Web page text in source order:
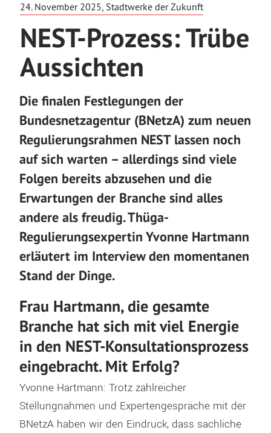
24. November 2025, Stadtwerke der Zukunft
NEST-Prozess: Trübe
Aussichten
Die finalen Festlegungen der
Bundesnetzagentur (BNetzA) zum neuen
Regulierungsrahmen NEST lassen noch
auf sich warten – allerdings sind viele
Folgen bereits abzusehen und die
Erwartungen der Branche sind alles
andere als freudig.Thüga-
Regulierungsexpertin Yvonne Hartmann
erläutert im Interview den momentanen
Stand der Dinge.
Frau Hartmann, die gesamte
Branche hat sich mit viel Energie
in den NEST-Konsultationsprozess
eingebracht. Mit Erfolg?
Yvonne Hartmann: Trotz zahlreicher
Stellungnahmen und Expertengespräche mit der
BNetzA haben wir den Eindruck, dass sachliche